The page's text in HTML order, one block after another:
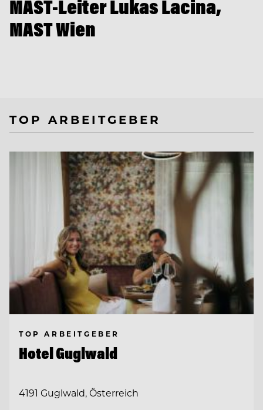
MAST-Leiter Lukas Lacina,
MAST Wien
TOP ARBEITGEBER
TOP ARBEITGEBER
Hotel Guglwald
4191 Guglwald, Österreich